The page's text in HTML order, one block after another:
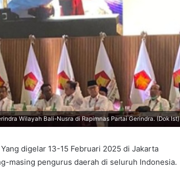
Wilayah Bali-Nusra di Rapimnas Partai Gerindra. (Dok Ist)
digelar 13-15 Februari 2025 di Jakarta
masing pengurus daerah di seluruh Indonesia.